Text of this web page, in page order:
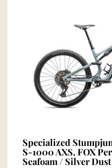
Specialized
S-1000 AXS, FOX
Seafoam / Silver Dust